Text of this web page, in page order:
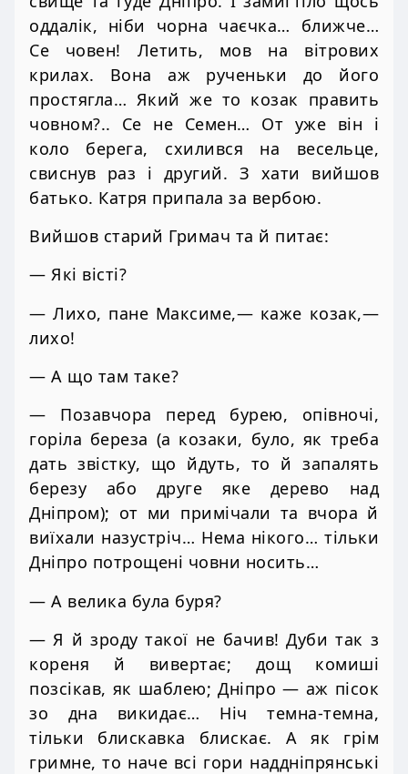
оддалік, ніби чорна чаєчка… ближче…
Се човен! Летить, мов на вітрових
крилах. Вона аж рученьки до його
простягла… Який же то козак править
човном?.. Се не Семен… От уже він і
коло берега, схилився на весельце,
свиснув раз і другий. З хати вийшов
батько. Катря припала за вербою.
Вийшов старий Гримач та й питає:
— Які вісті?
— Лихо, пане Максиме,— каже козак,—
лихо!
— А що там таке?
— Позавчора перед бурею, опівночі,
горіла береза (а козаки, було, як треба
дать звістку, що йдуть, то й запалять
березу або друге яке дерево над
Дніпром); от ми примічали та вчора й
виїхали назустріч… Нема нікого… тільки
Дніпро потрощені човни носить…
— А велика була буря?
— Я й зроду такої не бачив! Дуби так з
кореня й вивертає; дощ комиші
позсікав, як шаблею; Дніпро — аж пісок
зо дна викидає… Ніч темна-темна,
тільки блискавка блискає. А як грім
гримне, то наче всі гори наддніпрянські